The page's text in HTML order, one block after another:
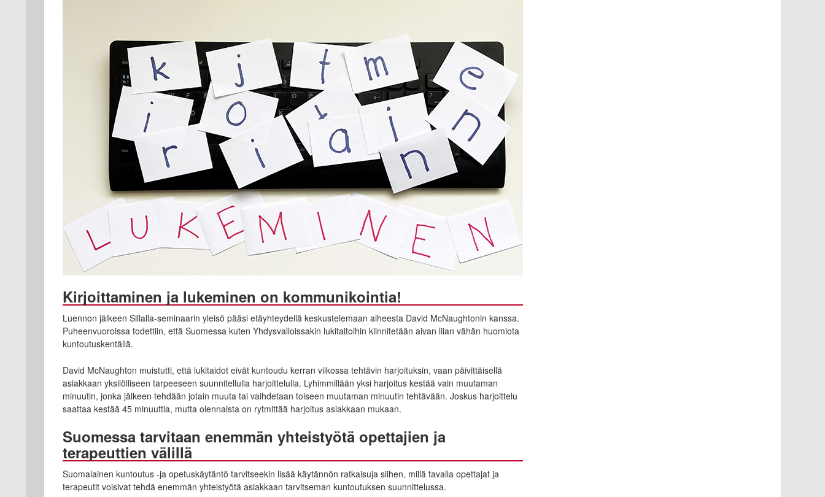
Kirjoittaminen ja lukeminen on kommunikointia!
Luennon jälkeen Sillalla-seminaarin yleisö pääsi etäyhteydellä keskustelemaan aiheesta David McNaughtonin kanssa.
Puheenvuoroissa todettiin, että Suomessa kuten Yhdysvalloissakin lukitaitoihin kiinnitetään aivan liian vähän huomiota
kuntoutuskentällä.
David McNaughton muistutti, että lukitaidot eivät kuntoudu kerran viikossa tehtävin harjoituksin, vaan päivittäisellä
asiakkaan yksilölliseen tarpeeseen suunnitellulla harjoittelulla. Lyhimmillään yksi harjoitus kestää vain muutaman
minuutin, jonka jälkeen tehdään jotain muuta tai vaihdetaan toiseen muutaman minuutin tehtävään. Joskus harjoittelu
saattaa kestää 45 minuuttia, mutta olennaista on rytmittää harjoitus asiakkaan mukaan.
Suomessa tarvitaan enemmän yhteistyötä opettajien ja
terapeuttien välillä
Suomalainen kuntoutus -ja opetuskäytäntö tarvitseekin lisää käytännön ratkaisuja siihen, millä tavalla opettajat ja
terapeutit voisivat tehdä enemmän yhteistyötä asiakkaan tarvitseman kuntoutuksen suunnittelussa.